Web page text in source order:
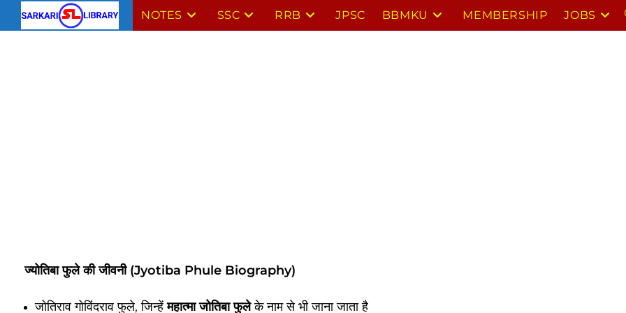
NOTES SSC RRB JPSC BBMKU MEMBERSHIP JOBS
ज्योतिबा फुले की जीवनी (Jyotiba Phule Biography)
जोतिराव गोविंदराव फुले, जिन्हेंमहात्मा जोतिबा फुलेके नाम से भी जाना जाता है